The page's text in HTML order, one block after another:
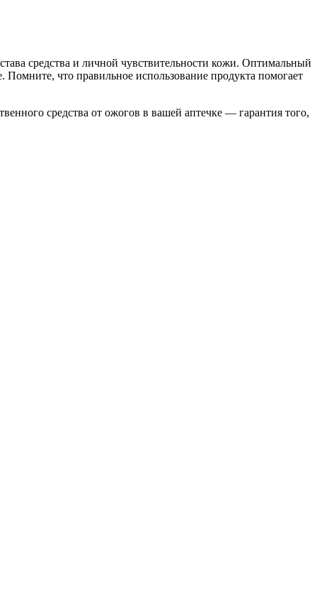
средства и личной чувствительности кожи. Оптимальный
что правильное использование продукта помогает
средства от ожогов в вашей аптечке — гарантия того,